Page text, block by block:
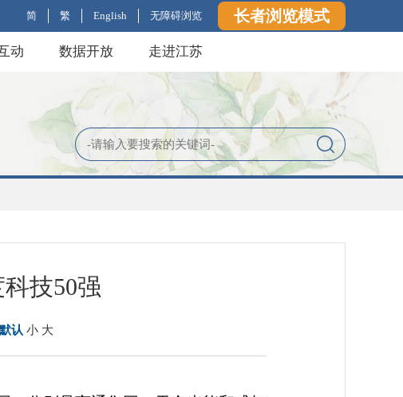
简 繁 English 无障碍浏览 长者浏览模式
动 数据开放 走进江苏
技50强
默认 小 大